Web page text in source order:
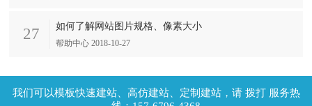
27 如何了解网站图片规格、像素大小
帮助中心 2018-10-27
拨打 服务热